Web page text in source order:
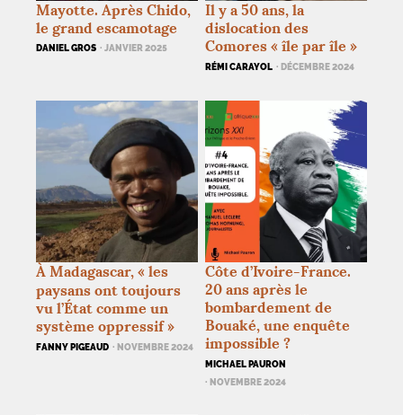
Mayotte. Après Chido,
le grand escamotage
DANIEL GROS · JANVIER 2025
Il y a 50 ans, la
dislocation des
Comores « île par île »
RÉMI CARAYOL · DÉCEMBRE 2024
À Madagascar, « les
paysans ont toujours
vu l’État comme un
système oppressif »
FANNY PIGEAUD · NOVEMBRE 2024
Côte d’Ivoire-France.
20 ans après le
bombardement de
Bouaké, une enquête
impossible ?
MICHAEL PAURON
· NOVEMBRE 2024